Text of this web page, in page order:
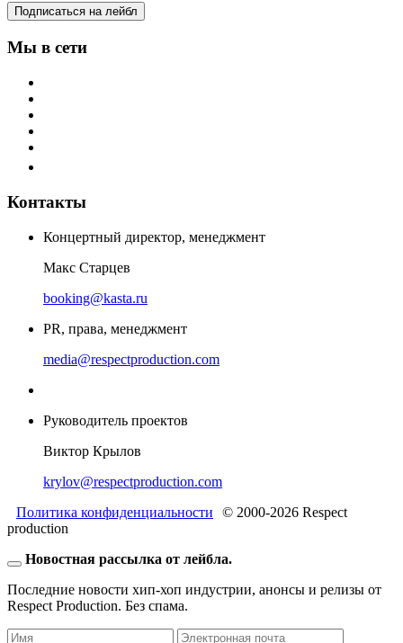
Подписаться на лейбл
Мы в сети
Контакты
Концертный директор, менеджмент
Макс Старцев
booking@kasta.ru
PR, права, менеджмент
media@respectproduction.com
Руководитель проектов
Виктор Крылов
krylov@respectproduction.com
Политика конфиденциальности
© 2000-2026 Respect
production
Новостная рассылка от лейбла.
Последние новости хип-хоп индустрии, анонсы и релизы от
Respect Production. Без спама.